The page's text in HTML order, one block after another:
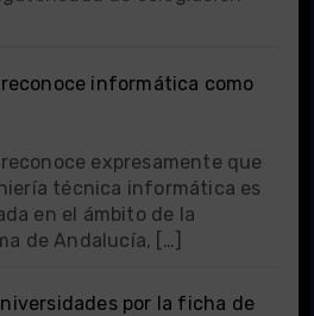
informática como
expresamente que
técnica informática es
en el ámbito de la
de Andalucía, […]
por la ficha de